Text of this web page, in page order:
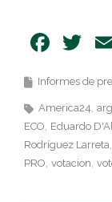
Informes de
America24
ECO Eduardo
Rodríguez Larreta
PRO votacion